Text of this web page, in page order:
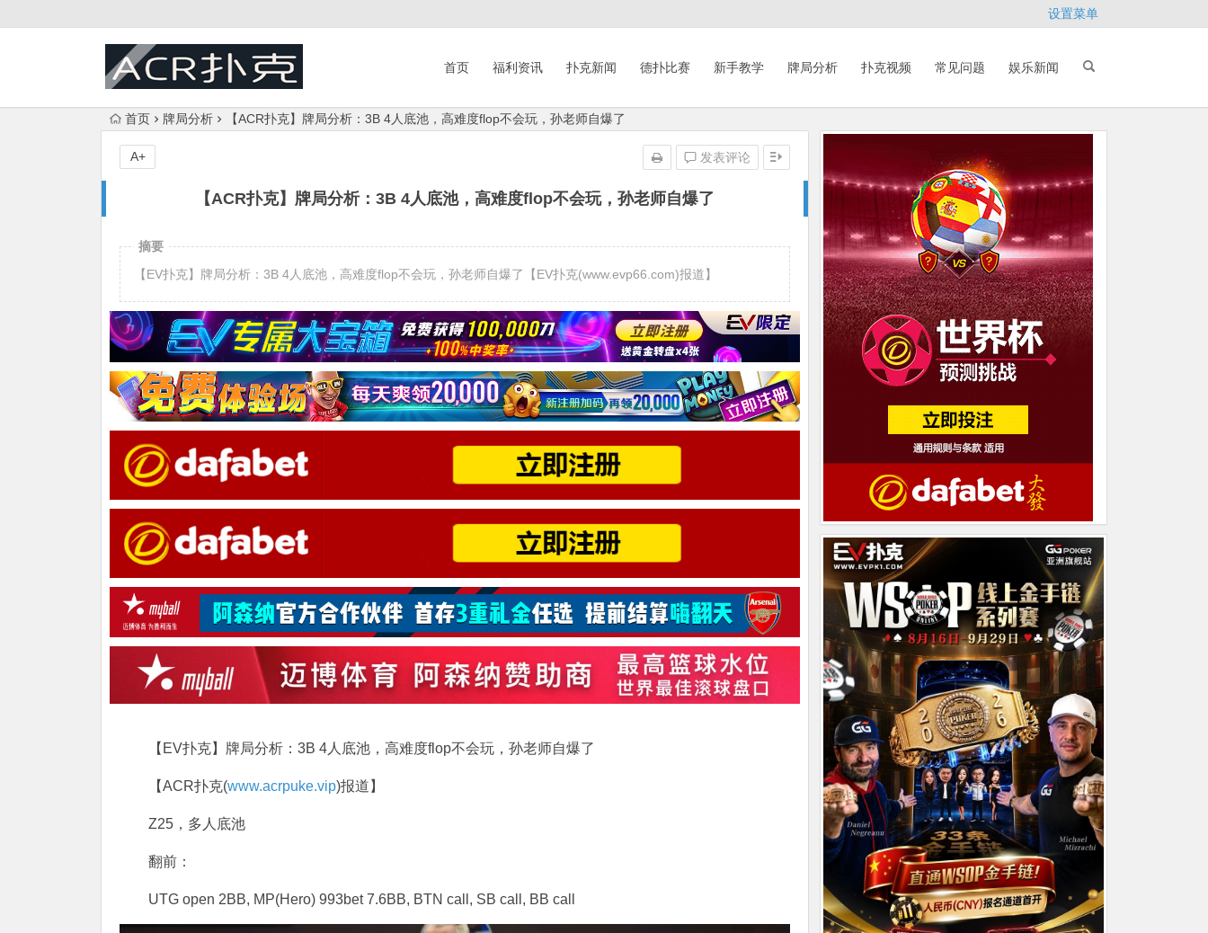
设置菜单
首页 福利资讯 扑克新闻 德扑比赛 新手教学 牌局分析 扑克视频 常见问题 娱乐新闻
首页 牌局分析 【ACR扑克】牌局分析：3B 4人底池，高难度flop不会玩，孙老师自爆了
【ACR扑克】牌局分析：3B 4人底池，高难度flop不会玩，孙老师自爆了
发表评论
A+
摘要
【EV扑克】牌局分析：3B 4人底池，高难度flop不会玩，孙老师自爆了【EV扑克(www.evp66.com)报道】
【EV扑克】牌局分析：3B 4人底池，高难度flop不会玩，孙老师自爆了
【ACR扑克(www.acrpuke.vip)报道】
Z25，多人底池
翻前：
UTG open 2BB, MP(Hero) 993bet 7.6BB, BTN call, SB call, BB call